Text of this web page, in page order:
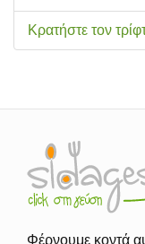
Κρατήστε τον
Φέρνουμε κοντά